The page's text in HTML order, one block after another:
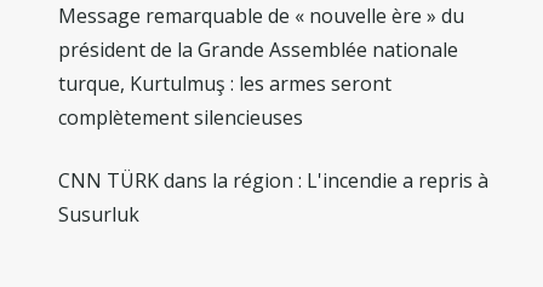
Message remarquable de « nouvelle ère » du
président de la Grande Assemblée nationale
turque, Kurtulmuş : les armes seront
complètement silencieuses
CNN TÜRK dans la région : L'incendie a repris à
Susurluk